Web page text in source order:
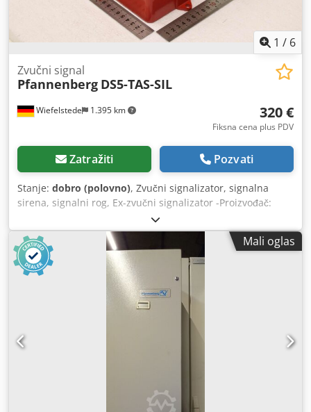
1 / 6
Wiefelstede 1.395 km
Zvučni signal
Pfannenberg DS5-TAS-SIL
320 €
Fiksna cena plus PDV
Zatražiti Pozvati
Stanje: dobro (polovno), Zvučni signalizator, signalna
sirena, signalni rog, Ex-zvučni signalizator -Proizvođač:
Pfannenberg, zvučni signalizator -Tip: DS5-TAS-SIL
Codpfxsxva Ece Ahtorf -Signalni rog: 31 ton -Dimenzije:
160/150/V145 mm -Težina: 2,3 kg
Mali oglas